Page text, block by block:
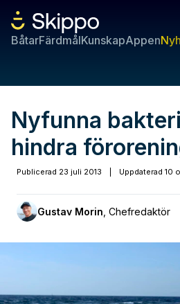
BåtarFärdmålKunskapAppen
Nyfunna
hindra
Publicerad 23 juli 2013 Uppdaterad 10
Gustav Morin Chefredaktör